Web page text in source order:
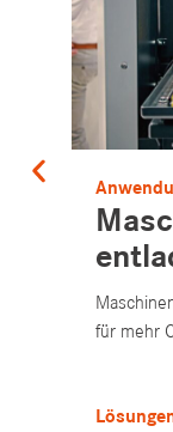
für mehr